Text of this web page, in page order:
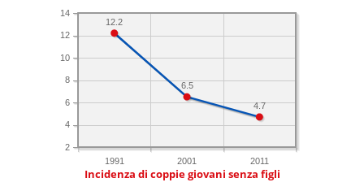
1991 2001 2011
2
4
6
8
10
12
14
4.7
6.5
12.2
Incidenza di coppie giovani senza figli